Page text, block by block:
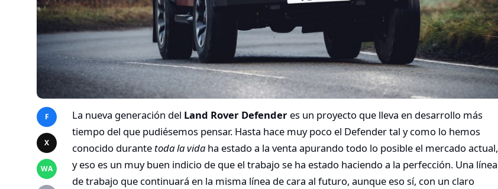
F
X
WA
La nueva generación del Land Rover Defender es un proyecto que lleva en desarrollo más
tiempo del que pudiésemos pensar. Hasta hace muy poco el Defender tal y como lo hemos
conocido durante toda la vida ha estado a la venta apurando todo lo posible el mercado actual,
y eso es un muy buen indicio de que el trabajo se ha estado haciendo a la perfección. Una línea
de trabajo que continuará en la misma línea de cara al futuro, aunque eso sí, con un claro